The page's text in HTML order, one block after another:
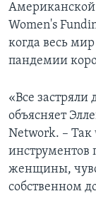
Women's
когда весь
пандемии
«Все застряли
объясняет
Network. – Так
женщины,
собственном